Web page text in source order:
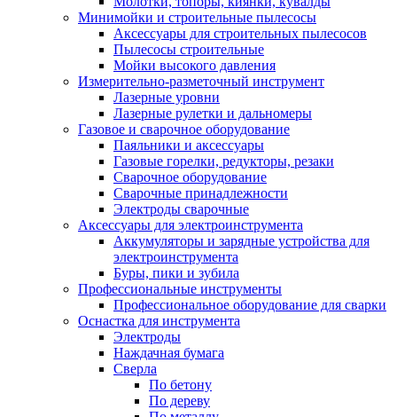
Минимойки и строительные пылесосы
Аксессуары для строительных пылесосов
Пылесосы строительные
Мойки высокого давления
Измерительно-разметочный инструмент
Лазерные уровни
Лазерные рулетки и дальномеры
Газовое и сварочное оборудование
Паяльники и аксессуары
Газовые горелки, редукторы, резаки
Сварочное оборудование
Сварочные принадлежности
Электроды сварочные
Аксессуары для электроинструмента
Аккумуляторы и зарядные устройства для
электроинструмента
Буры, пики и зубила
Профессиональные инструменты
Профессиональное оборудование для сварки
Оснастка для инструмента
Электроды
Наждачная бумага
Сверла
По бетону
По дереву